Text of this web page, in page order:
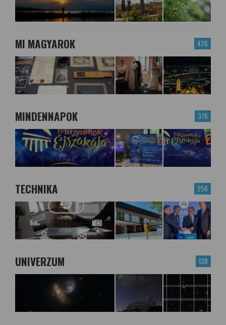
426
MI MAGYAROK
376
MINDENNAPOK
256
TECHNIKA
138
UNIVERZUM